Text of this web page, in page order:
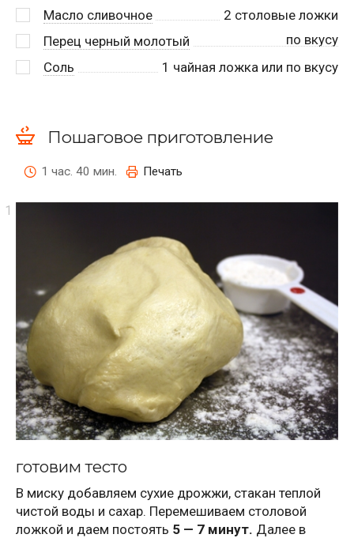
Масло сливочное
2 столовые ложки
Перец черный молотый
по вкусу
Соль
1 чайная ложка или по вкусу
Пошаговое приготовление
1 час. 40 мин. Печать
готовим тесто
В миску добавляем сухие дрожжи, стакан теплой
чистой воды и сахар. Перемешиваем столовой
ложкой и даем постоять 5 — 7 минут. Далее в